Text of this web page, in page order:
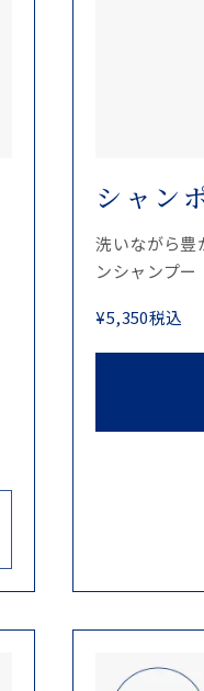
シャン
洗いながら豊
ンシャンプー
¥5,350税込